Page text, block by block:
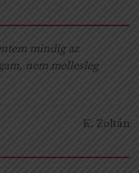
mindig az
nem mellesleg
K. Zoltán